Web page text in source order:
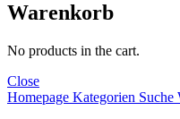
Warenkorb
No products in the cart.
Close
Homepage Kategorien Suche